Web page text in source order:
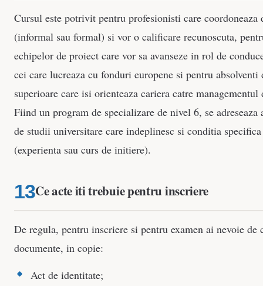
Cursul este potrivit pentru profesionisti care coordoneaza
(informal sau formal) si vor o calificare recunoscuta,
echipelor de proiect care vor sa avanseze in rol de
cei care lucreaza cu fonduri europene si pentru absolventi
superioare care isi orienteaza cariera catre managementul
Fiind un program de specializare de nivel 6, se adreseaza
de studii universitare care indeplinesc si conditia specifica
(experienta sau curs de initiere).
Ce acte iti trebuie pentru inscriere
De regula, pentru inscriere si pentru examen ai nevoie de
documente, in copie:
Act de identitate;